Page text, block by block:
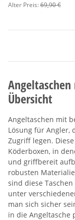
Alter Preis:69,90 €
Übersicht
Angeltaschen mit
Lösung für Angler,
Zugriff legen.
Köderboxen, in
und griffbereit
robusten
sind diese
unter
man sich sicher
in die Angeltasche